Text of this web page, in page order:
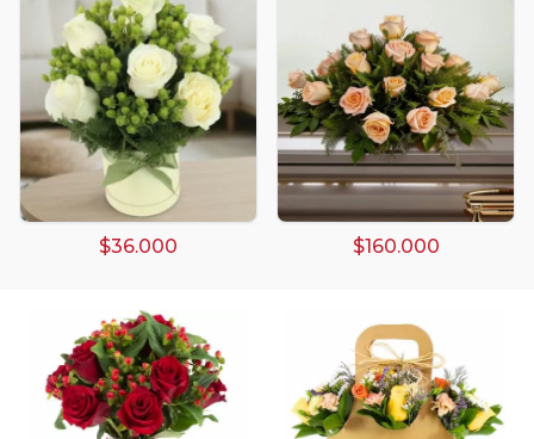
$36.000 $160.000
Arreglos de Globos
Arreglos Florales
Arreglos florales amarillos
Arreglos florales de color rojo
Arreglos Florales de Cumpleaños
Arreglos florales en tono blanco
Arreglos florales en tono lila